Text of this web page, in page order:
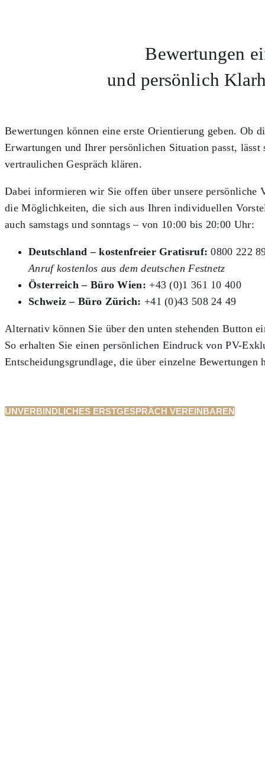
Bewertungen
und persönlich
Bewertungen können eine erste Orientierung geben. Ob
Erwartungen und Ihrer persönlichen Situation passt,
vertraulichen Gespräch klären.
Dabei informieren wir Sie offen über unsere persönliche
die Möglichkeiten, die sich aus Ihren individuellen
auch samstags und sonntags – von 10:00 bis 20:00 Uhr:
Deutschland – kostenfreier Gratisruf: 0800 222
Anruf kostenlos aus dem deutschen Festnetz
Österreich – Büro Wien: +43 (0)1 361 10 400
Schweiz – Büro Zürich: +41 (0)43 508 24 49
Alternativ können Sie über den unten stehenden Button
So erhalten Sie einen persönlichen Eindruck von PV-
Entscheidungsgrundlage, die über einzelne Bewertungen
UNVERBINDLICHES ERSTGESPRÄCH VEREINBAREN